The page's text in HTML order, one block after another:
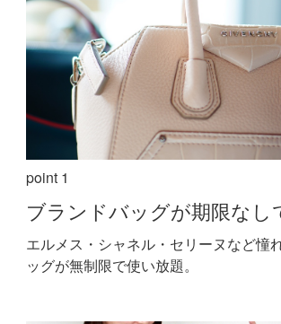
point 1
ブランドバッグが期限なし
エルメス・シャネル・セリーヌなど憧
ッグが無制限で使い放題。